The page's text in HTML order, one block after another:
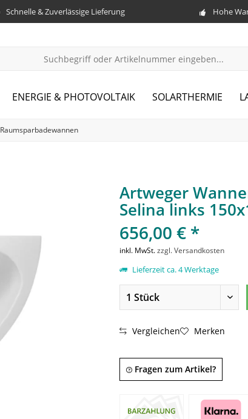
Schnelle & Zuverlässige Lieferung Hohe
ENERGIE & PHOTOVOLTAIK SOLARTHERMIE
Raumsparbadewannen
Artweger
Selina links
656,00 € *
inkl. MwSt.zzgl. Versandkosten
Lieferzeit ca. 4 Werktage
Vergleichen Merken
Fragen zum Artikel?